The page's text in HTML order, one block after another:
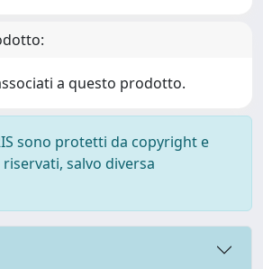
a questo prodotto.
sono protetti da copyright e
salvo diversa